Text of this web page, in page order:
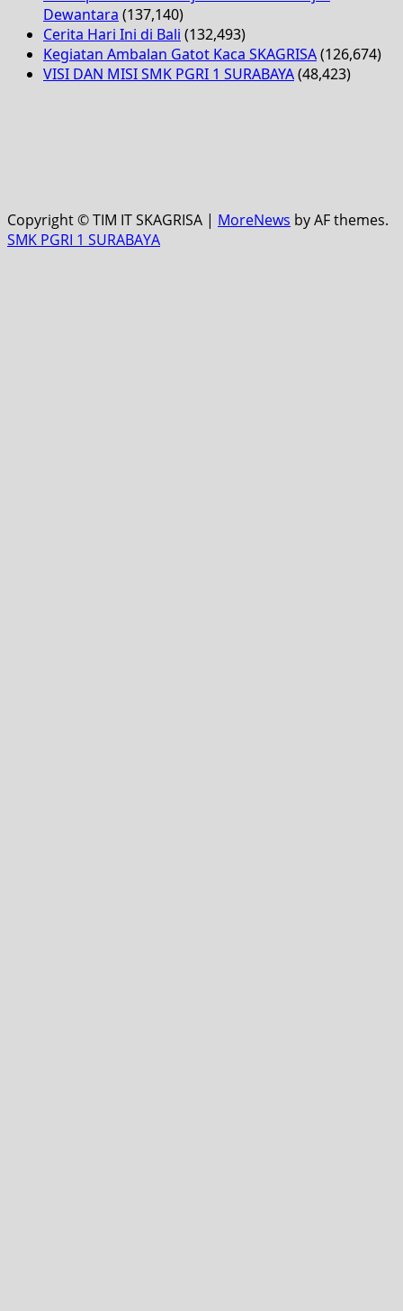
Dewantara (137,140)
Cerita Hari Ini di Bali (132,493)
Kegiatan Ambalan Gatot Kaca SKAGRISA(126,674)
VISI DAN MISI SMK PGRI 1 SURABAYA(48,423)
Copyright © TIM IT SKAGRISA | MoreNews by AF themes.
SMK PGRI 1 SURABAYA